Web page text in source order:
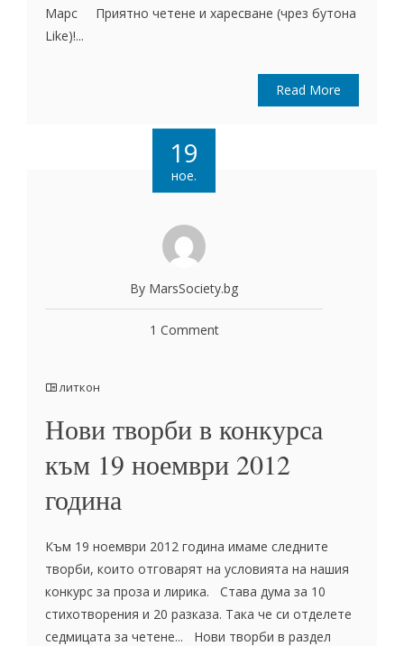
Марс Приятно четене и харесване (чрез бутона
Like)!...
Read More
19
ное.
By MarsSociety.bg
1 Comment
литкон
Нови творби в конкурса
към 19 ноември 2012
година
Към 19 ноември 2012 година имаме следните
творби, които отговарят на условията на нашия
конкурс за проза и лирика. Става дума за 10
стихотворения и 20 разказа. Така че си отделете
седмицата за четене... Нови творби в раздел